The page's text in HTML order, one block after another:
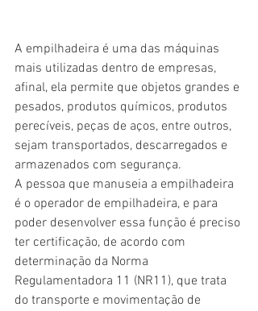
A empilhadeira é uma das máquinas
mais utilizadas dentro de empresas,
afinal, ela permite que objetos grandes e
pesados, produtos químicos, produtos
perecíveis, peças de aços, entre outros,
sejam transportados, descarregados e
armazenados com segurança.
A pessoa que manuseia a empilhadeira
é o operador de empilhadeira, e para
poder desenvolver essa função é preciso
ter certificação, de acordo com
determinação da Norma
Regulamentadora 11 (NR11), que trata
do transporte e movimentação de